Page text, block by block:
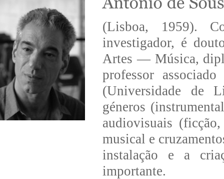
(Lisboa, 1959).
investigador, é
Artes — Música,
professor
(Universidade de
géneros
audiovisuais
musical e
instalação e a
importante.